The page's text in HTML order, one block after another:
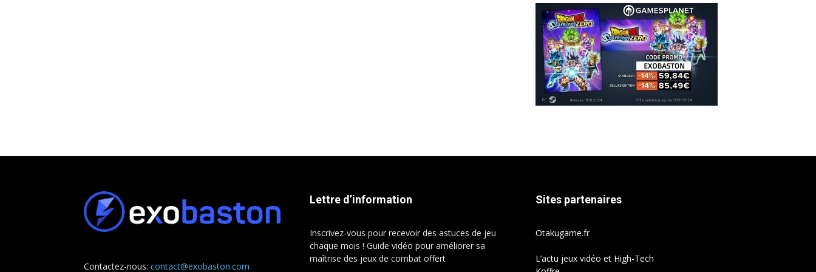
Contactez-nous: contact@exobaston.com
Lettre d’information
Inscrivez-vous pour recevoir des astuces de jeu
chaque mois ! Guide vidéo pour améliorer sa
maîtrise des jeux de combat offert
Sites partenaires
Otakugame.fr
L’actu jeux vidéo et High-Tech